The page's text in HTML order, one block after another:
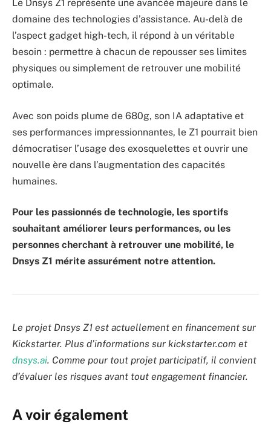
Le Dnsys Z1 représente une avancée majeure dans le
domaine des technologies d’assistance. Au-delà de
l’aspect gadget high-tech, il répond à un véritable
besoin : permettre à chacun de repousser ses limites
physiques ou simplement de retrouver une mobilité
optimale.
Avec son poids plume de 680g, son IA adaptative et
ses performances impressionnantes, le Z1 pourrait bien
démocratiser l’usage des exosquelettes et ouvrir une
nouvelle ère dans l’augmentation des capacités
humaines.
Pour les passionnés de technologie, les sportifs
souhaitant améliorer leurs performances, ou les
personnes cherchant à retrouver une mobilité, le
Dnsys Z1 mérite assurément notre attention.
Le projet Dnsys Z1 est actuellement en financement sur
Kickstarter. Plus d’informations sur kickstarter.com et
dnsys.ai. Comme pour tout projet participatif, il convient
d’évaluer les risques avant tout engagement financier.
A voir également